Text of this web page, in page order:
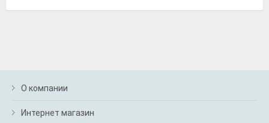
О компании
Интернет магазин